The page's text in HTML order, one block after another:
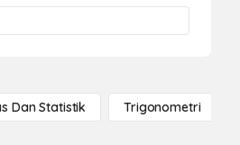
Dan Statistik Trigonometri